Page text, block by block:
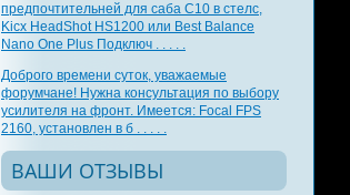
предпочтительней для саба С10 в стелс,
Kicx HeadShot HS1200 или Best Balance
Nano One Plus Подключ . . . . .
Доброго времени суток, уважаемые
форумчане! Нужна консультация по выбору
усилителя на фронт. Имеется: Focal FPS
2160, установлен в б . . . . .
ВАШИ ОТЗЫВЫ